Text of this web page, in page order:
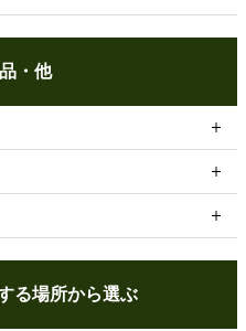
・他
る場所から選ぶ